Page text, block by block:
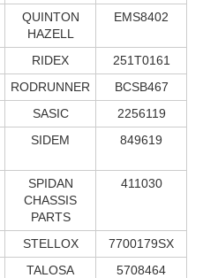
QUINTON
HAZELL
EMS8402
RIDEX
251T0161
RODRUNNER
BCSB467
SASIC
2256119
SIDEM 849619
SPIDAN
CHASSIS
PARTS
411030
STELLOX
7700179SX
TALOSA
5708464